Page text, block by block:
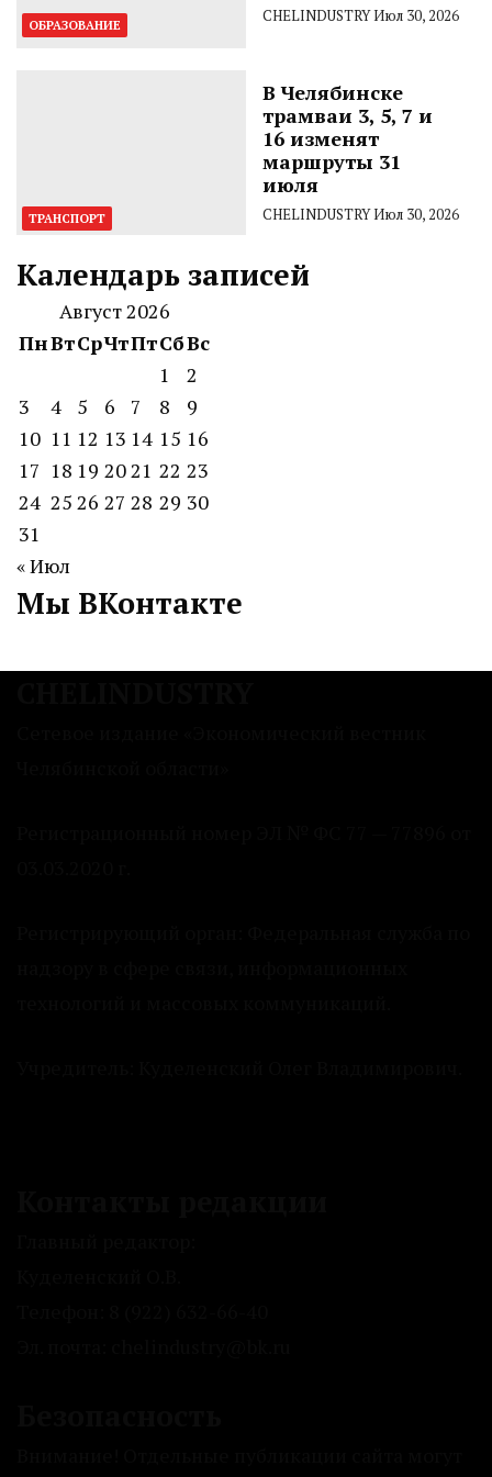
ОБРАЗОВАНИЕ CHELINDUSTRYИюл 30, 2026
ТРАНСПОРТ
В Челябинске
трамваи 3, 5, 7 и
16 изменят
маршруты 31
июля
CHELINDUSTRYИюл 30, 2026
Календарь записей
Август 2026
ПнВтСрЧтПтСбВс
1
2
3
4 5 6 7 8
9
10 11 12 13 14 15 16
17 18 19 2021 22 23
24 25 26 27 28 29 30
31
« Июл
Мы ВКонтакте